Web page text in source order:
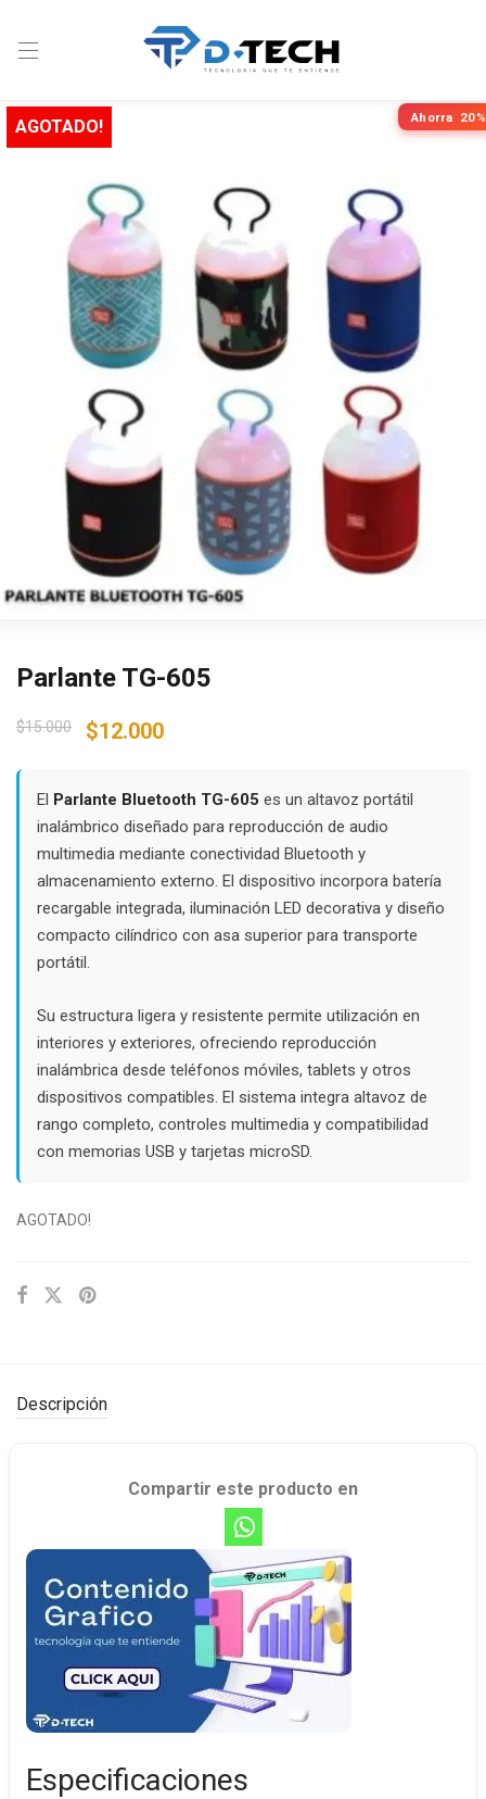
Ahorra 20%
AGOTADO!
Parlante TG-605
$15.000
Original
$15.000.
$12.000Current
$12.000.
El Parlante Bluetooth TG-605 es un altavoz portátil
inalámbrico diseñado para reproducción de audio
multimedia mediante conectividad Bluetooth y
almacenamiento externo. El dispositivo incorpora batería
recargable integrada, iluminación LED decorativa y diseño
compacto cilíndrico con asa superior para transporte
portátil.
Su estructura ligera y resistente permite utilización en
interiores y exteriores, ofreciendo reproducción
inalámbrica desde teléfonos móviles, tablets y otros
dispositivos compatibles. El sistema integra altavoz de
rango completo, controles multimedia y compatibilidad
con memorias USB y tarjetas microSD.
AGOTADO!
Descripción
Compartir este producto en
Especificaciones